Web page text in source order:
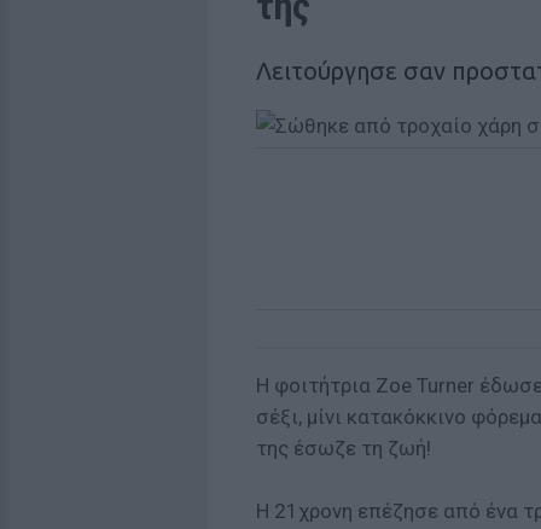
Λειτούργησε σαν
Η φοιτήτρια Zoe Turner
σέξι, μίνι κατακόκκινο
της έσωζε τη ζωή!
Η 21χρονη επέζησε από ένα